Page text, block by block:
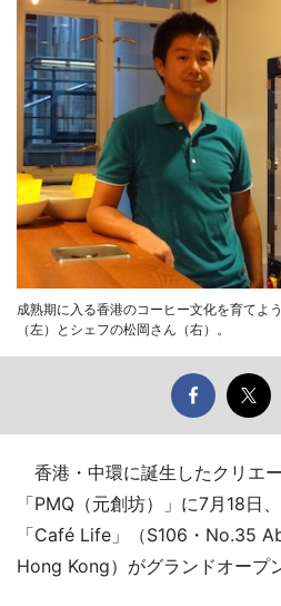
成熟期に入る香港のコーヒー文化を育てよ
（左）とシェフの松岡さん（右）。
香港・中環に誕生したクリエ
「PMQ（元創坊）」に7月18日
「Café Life」（S106・No.35
Hong Kong）がグランドオープ